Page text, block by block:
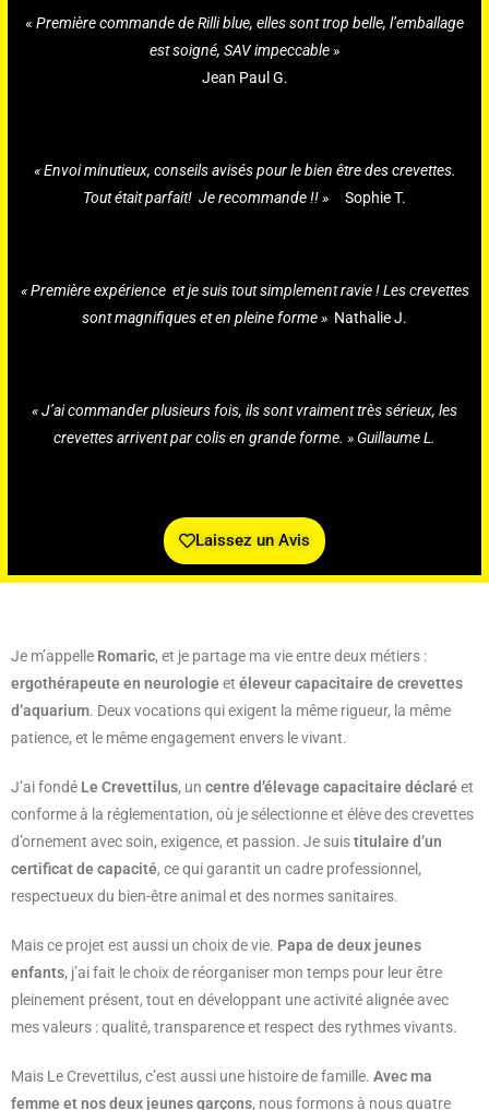
« Première commande de Rilli blue, elles sont trop belle, l’emballage
est soigné, SAV impeccable »
Jean Paul G.
« Envoi minutieux, conseils avisés pour le bien être des crevettes.
Tout était parfait! Je recommande !! » Sophie T.
« Première expérience et je suis tout simplement ravie ! Les crevettes
sont magnifiques et en pleine forme » Nathalie J.
« J’ai commander plusieurs fois, ils sont vraiment très sérieux, les
crevettes arrivent par colis en grande forme. » Guillaume L.
Laissez un Avis
Je m’appelle Romaric, et je partage ma vie entre deux métiers :
ergothérapeute en neurologie et éleveur capacitaire de crevettes
d’aquarium. Deux vocations qui exigent la même rigueur, la même
patience, et le même engagement envers le vivant.
J’ai fondé Le Crevettilus, un centre d’élevage capacitaire déclaré et
conforme à la réglementation, où je sélectionne et élève des crevettes
d’ornement avec soin, exigence, et passion. Je suistitulaire d’un
certificat de capacité, ce qui garantit un cadre professionnel,
respectueux du bien-être animal et des normes sanitaires.
Mais ce projet est aussi un choix de vie. Papa de deux jeunes
enfants, j’ai fait le choix de réorganiser mon temps pour leur être
pleinement présent, tout en développant une activité alignée avec
mes valeurs : qualité, transparence et respect des rythmes vivants.
Mais Le Crevettilus, c’est aussi une histoire de famille. Avec ma
femme et nos deux jeunes garçons, nous formons à nous quatre